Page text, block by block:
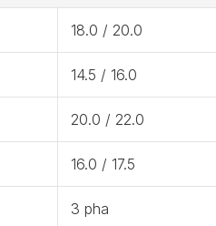
18.0 / 20.0
14.5 / 16.0
20.0 / 22.0
16.0 / 17.5
3 pha